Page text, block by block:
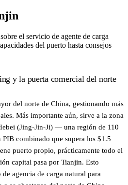
el servicio de agente de carga
del puerto hasta consejos
y la puerta comercial del norte
del norte de China, gestionando más
Más importante aún, sirve a la zona
(Jing-Jin-Ji) — una región de 110
combinado que supera los $1.5
puerto propio, prácticamente todo el
capital pasa por Tianjin. Esto
agencia de carga natural para